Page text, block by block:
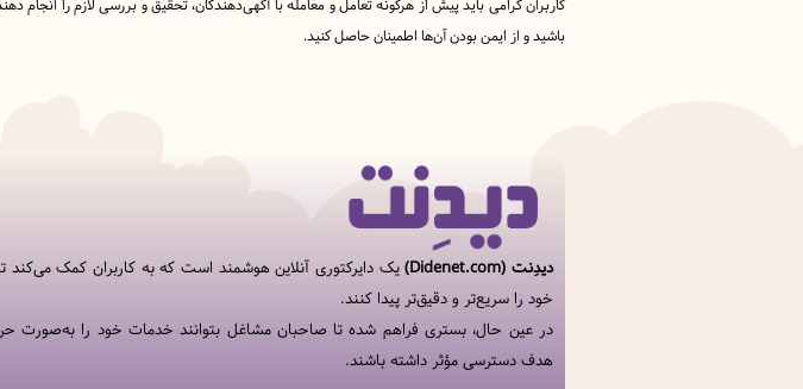
کاربران گرامی باید پیش از هرگونه تعامل و معامله با آگهی‌دهندگان، تحقیق و بررسی لازم را
باشید و از ایمن بودن آن‌ها اطمینان حاصل کنید.
دیدِنت (Didenet.com)
یک دایرکتوری آنلاین هوشمند است که به کاربران کمک
خود را سریع‌تر و دقیق‌تر پیدا کنند.
در عین حال، بستری فراهم شده تا صاحبان مشاغل بتوانند خدمات خود را به‌صورت
هدف دسترسی مؤثر داشته باشند.